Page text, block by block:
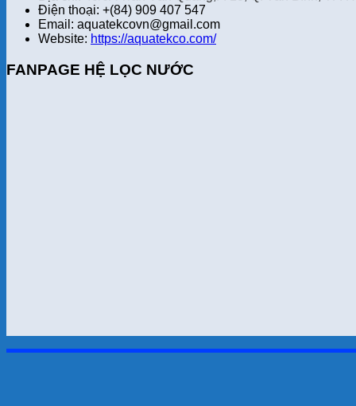
Điện thoại: +(84) 909 407 547
Email: aquatekcovn@gmail.com
Website: https://aquatekco.com/
FANPAGE HỆ LỌC NƯỚC